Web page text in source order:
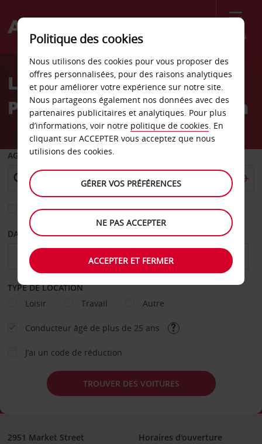
Menu
Welcome
AvisLocation de voiture
Philadelphie 30 Str Station
AGENCE DE DÉPART
Sélectionnez une autre agence de retour
DATE DE DÉPART DATE DE RETOUR
TYPE DE LOCATION
Loisir
Travail Autre
Conducteur âgé de plus de 25 ans
J’ai un code de réduction
TROUVER DES VOITURES
2951 Market Street
Horaires d'ouverture
Politique des cookies
Nous utilisons des cookies pour vous proposer des
offres personnalisées, pour des raisons analytiques
et pour améliorer votre expérience sur notre site.
Nous partageons également nos données avec des
partenaires publicitaires et analytiques. Pour plus
d’informations, voir notre politique de cookies. En
cliquant sur ACCEPTER vous acceptez que nous
utilisions des cookies.
GÉRER VOS PRÉFÉRENCES
NE PAS ACCEPTER
ACCEPTER ET FERMER